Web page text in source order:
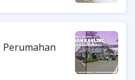
Perumahan